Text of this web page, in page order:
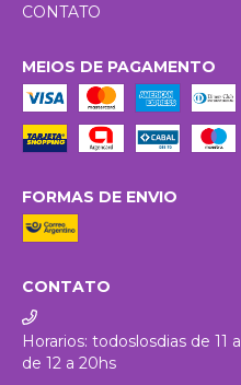
CONTATO
MEIOS DE PAGAMENTO
FORMAS DE ENVIO
CONTATO
Horarios: todoslosdias de
de 12 a 20hs